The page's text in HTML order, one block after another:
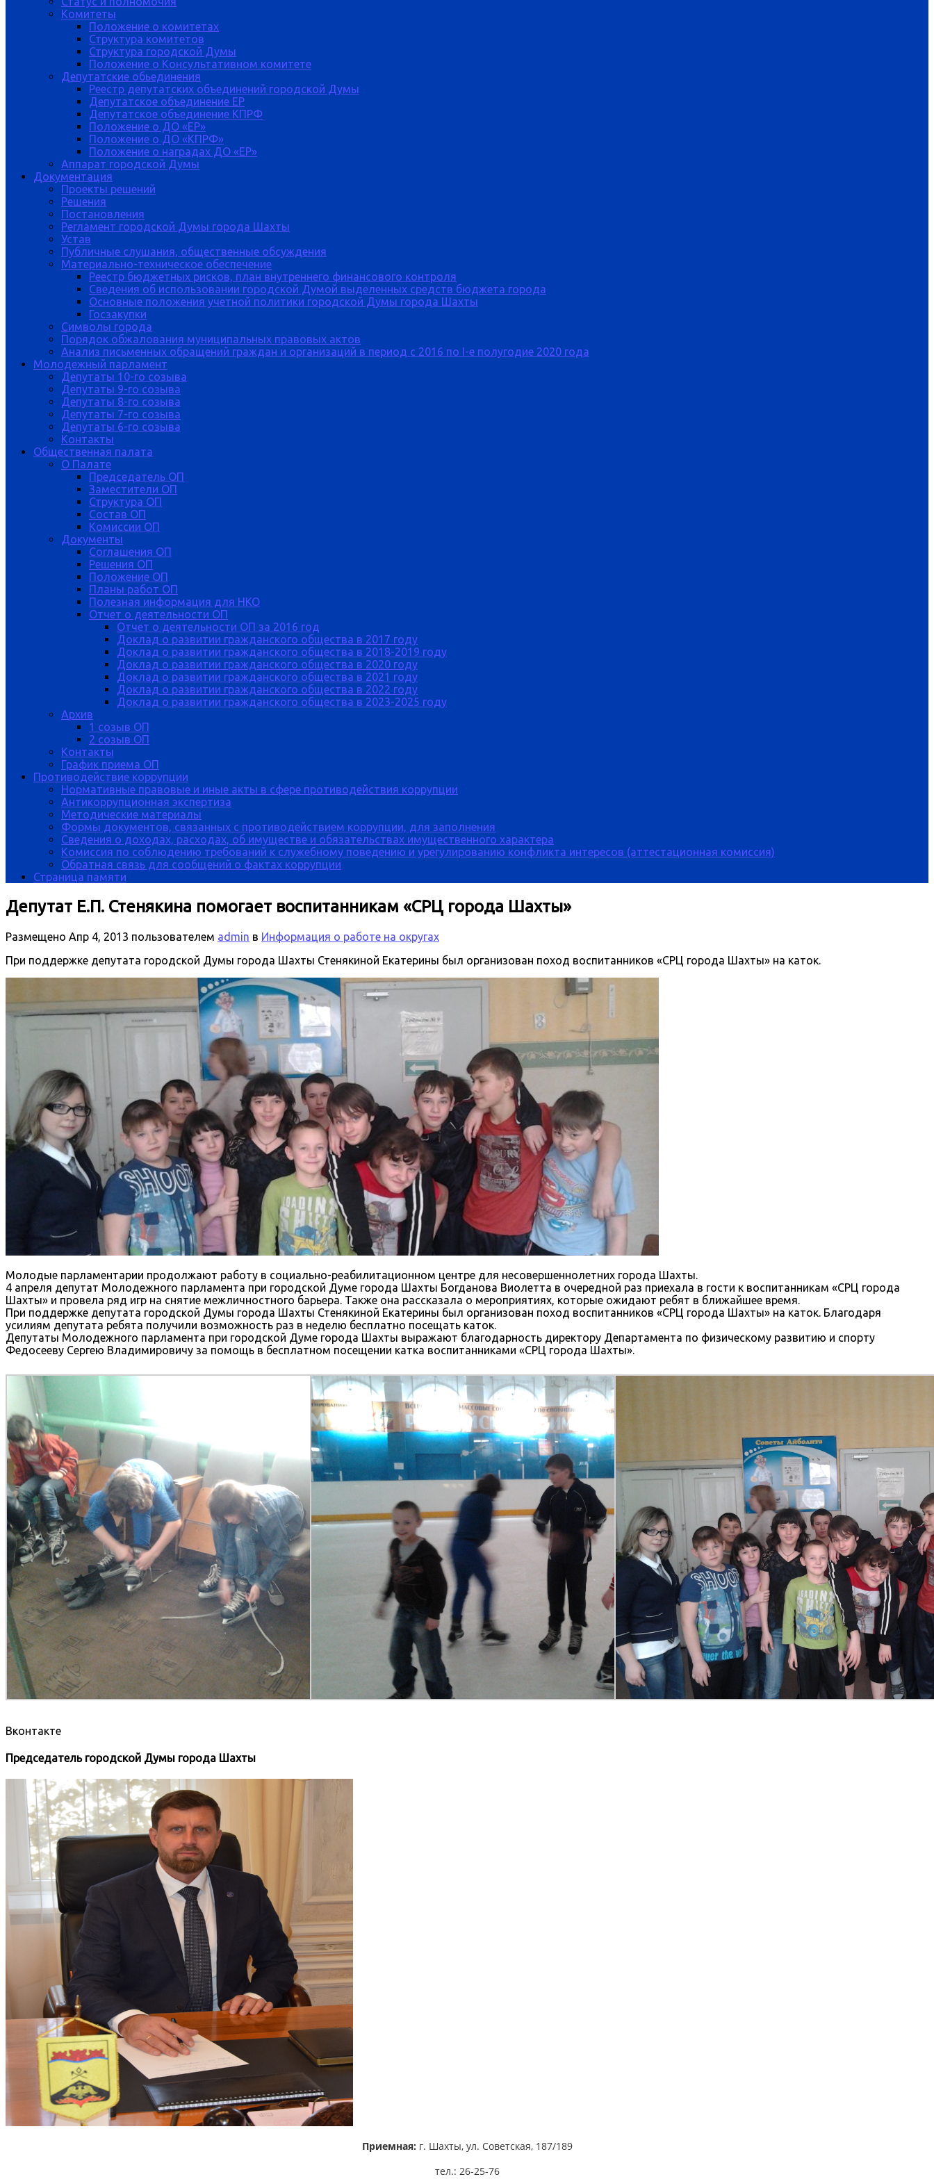
Комитеты
Положение о комитетах
Структура комитетов
Структура городской Думы
Положение о Консультативном комитете
Депутатские обьединения
Реестр депутатских объединений городской Думы
Депутатское объединение ЕР
Депутатское объединение КПРФ
Положение о ДО «ЕР»
Положение о ДО «КПРФ»
Положение о наградах ДО «ЕР»
Аппарат городской Думы
Документация
Проекты решений
Решения
Постановления
Регламент городской Думы города Шахты
Устав
Публичные слушания, общественные обсуждения
Материально-техническое обеспечение
Реестр бюджетных рисков, план внутреннего финансового контроля
Сведения об использовании городской Думой выделенных средств бюджета города
Основные положения учетной политики городской Думы города Шахты
Госзакупки
Символы города
Порядок обжалования муниципальных правовых актов
Анализ письменных обращений граждан и организаций в период с 2016 по I-е полугодие 2020 года
Молодежный парламент
Депутаты 10-го созыва
Депутаты 9-го созыва
Депутаты 8-го созыва
Депутаты 7-го созыва
Депутаты 6-го созыва
Контакты
Общественная палата
О Палате
Председатель ОП
Заместители ОП
Структура ОП
Состав ОП
Комиссии ОП
Документы
Соглашения ОП
Решения ОП
Положение ОП
Планы работ ОП
Полезная информация для НКО
Отчет о деятельности ОП
Отчет о деятельности ОП за 2016 год
Доклад о развитии гражданского общества в 2017 году
Доклад о развитии гражданского общества в 2018-2019 году
Доклад о развитии гражданского общества в 2020 году
Доклад о развитии гражданского общества в 2021 году
Доклад о развитии гражданского общества в 2022 году
Доклад о развитии гражданского общества в 2023-2025 году
Архив
1 созыв ОП
2 созыв ОП
Контакты
График приема ОП
Противодействие коррупции
Нормативные правовые и иные акты в сфере противодействия коррупции
Антикоррупционная экспертиза
Методические материалы
Формы документов, связанных с противодействием коррупции, для заполнения
Сведения о доходах, расходах, об имуществе и обязательствах имущественного характера
Комиссия по соблюдению требований к служебному поведению и урегулированию конфликта интересов (аттестационная комиссия)
Обратная связь для сообщений о фактах коррупции
Страница памяти
Депутат Е.П. Стенякина помогает воспитанникам «СРЦ города Шахты»
Размещено Апр 4, 2013 пользователем admin в Информация о работе на округах
При поддержке депутата городской Думы города Шахты Стенякиной Екатерины был организован поход воспитанников «СРЦ города Шахты» на каток.
Молодые парламентарии продолжают работу в социально-реабилитационном центре для несовершеннолетних города Шахты.
4 апреля депутат Молодежного парламента при городской Думе города Шахты Богданова Виолетта в очередной раз приехала в гости к воспитанникам «СРЦ города
Шахты» и провела ряд игр на снятие межличностного барьера. Также она рассказала о мероприятиях, которые ожидают ребят в ближайшее время.
При поддержке депутата городской Думы города Шахты Стенякиной Екатерины был организован поход воспитанников «СРЦ города Шахты» на каток. Благодаря
усилиям депутата ребята получили возможность раз в неделю бесплатно посещать каток.
Депутаты Молодежного парламента при городской Думе города Шахты выражают благодарность директору Департамента по физическому развитию и спорту
Федосееву Сергею Владимировичу за помощь в бесплатном посещении катка воспитанниками «СРЦ города Шахты».
Вконтакте
Председатель городской Думы города Шахты
Приемная: г. Шахты, ул. Советская, 187/189
тел.: 26-25-76